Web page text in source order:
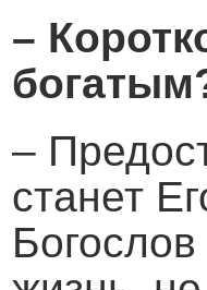
–
–
станет